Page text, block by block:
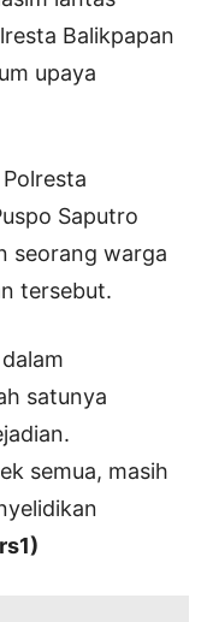
Balikpapan
upaya
Saputro
seorang warga
tersebut.
satunya
semua, masih